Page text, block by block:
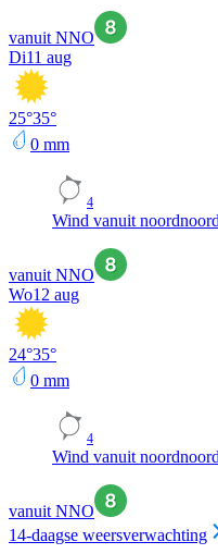
vanuit NNO
Di11 aug
25°35°
0 mm
4
Wind vanuit
vanuit NNO
Wo12 aug
24°35°
0 mm
4
Wind vanuit
vanuit NNO
14-daagse weersverwachting